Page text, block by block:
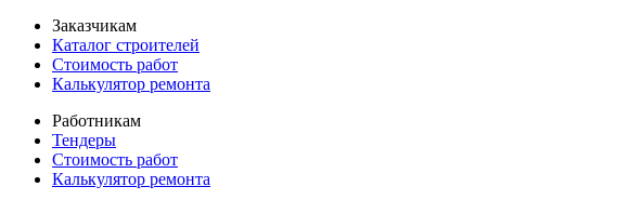
Заказчикам
Каталог строителей
Стоимость работ
Калькулятор ремонта
Работникам
Тендеры
Стоимость работ
Калькулятор ремонта